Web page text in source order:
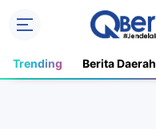
Trending Berita Daerah